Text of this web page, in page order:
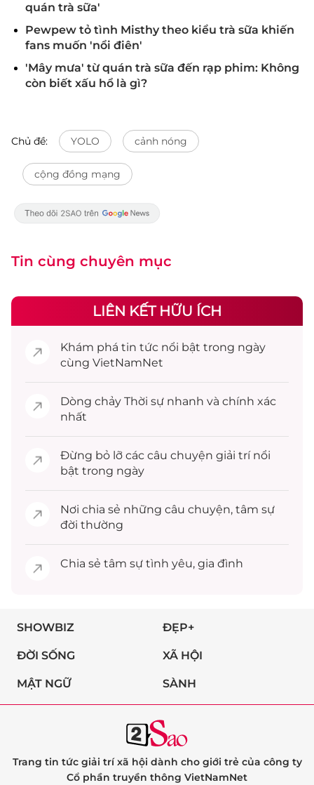
quán trà sữa'
Pewpew tỏ tình Misthy theo kiểu trà sữa khiến
fans muốn 'nổi điên'
'Mây mưa' từ quán trà sữa đến rạp phim: Không
còn biết xấu hổ là gì?
Chủ đề: YOLO cảnh nóng
cộng đồng mạng
Tin cùng chuyên mục
LIÊN KẾT HỮU ÍCH
Khám phá tin tức nổi bật trong ngày
cùng VietNamNet
Dòng chảy Thời sự nhanh và chính xác
nhất
Đừng bỏ lỡ các câu chuyện giải trínổi
bật trong ngày
Nơi chia sẻ những câu chuyện, tâm sự
đời thường
Chia sẻ tâm sự tình yêu, gia đình
SHOWBIZ ĐẸP+
ĐỜI SỐNG XÃ HỘI
MẬT NGỮ SÀNH
Trang tin tức giải trí xã hội dành cho giới trẻ của công ty
Cổ phần truyền thông VietNamNet